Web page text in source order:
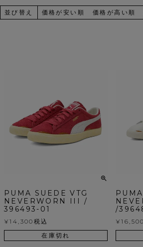
並び替え 価格が安い順 価格が高い順
PUMA SUEDE VTG
NEVERWORN III /
396493-01
¥14,300 税込
在庫切れ
/
¥16,500